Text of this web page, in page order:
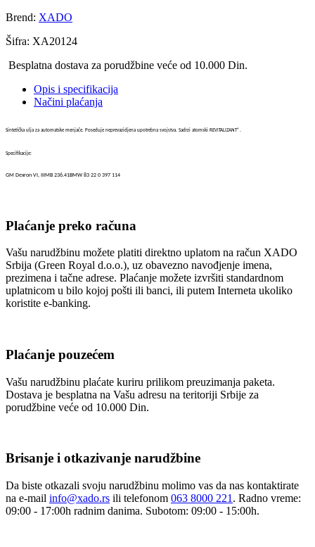
Brend: XADO
Šifra: XA20124
Besplatna dostava za porudžbine veće od 10.000 Din.
Opis i specifikacija
Načini plaćanja
Sintetička ulja za automatske menjače. Poseduje neprevazidjena upotrebna svojstva. Sadrzi atomski REVITALIZANT®.
Specifikacije:
GM Dexron VI, IIIMB 236.41BMW 83 22 0 397 114
Plaćanje preko računa
Vašu narudžbinu možete platiti direktno uplatom na račun XADO
Srbija (Green Royal d.o.o.), uz obavezno navođjenje imena,
prezimena i tačne adrese. Plaćanje možete izvršiti standardnom
uplatnicom u bilo kojoj pošti ili banci, ili putem Interneta ukoliko
koristite e-banking.
Plaćanje pouzećem
Vašu narudžbinu plaćate kuriru prilikom preuzimanja paketa.
Dostava je besplatna na Vašu adresu na teritoriji Srbije za
porudžbine veće od 10.000 Din.
Brisanje i otkazivanje narudžbine
Da biste otkazali svoju narudžbinu molimo vas da nas kontaktirate
na e-mail info@xado.rs ili telefonom 063 8000 221 . Radno vreme:
09:00 - 17:00h radnim danima. Subotom: 09:00 - 15:00h.